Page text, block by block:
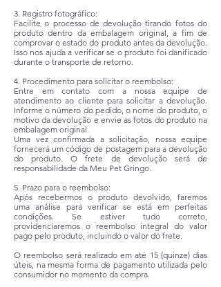
3. Registro fotográfico:
Facilite o processo de devolução tirando fotos do
produto dentro da embalagem original, a fim de
comprovar o estado do produto antes da devolução.
Isso nos ajuda a verificar se o produto foi danificado
durante o transporte de retorno.
4. Procedimento para solicitar o reembolso:
Entre em contato com a nossa equipe de
atendimento ao cliente para solicitar a devolução.
Informe o número do pedido, o nome do produto, o
motivo da devolução e envie as fotos do produto na
embalagem original.
Uma vez confirmada a solicitação, nossa equipe
fornecerá um código de postagem para a devolução
do produto. O frete de devolução será de
responsabilidade da Meu Pet Gringo.
5. Prazo para o reembolso:
Após recebermos o produto devolvido, faremos
uma análise para verificar se está em perfeitas
condições. Se estiver tudo correto,
providenciaremos o reembolso integral do valor
pago pelo produto, incluindo o valor do frete.
O reembolso será realizado em até 15 (quinze) dias
úteis, na mesma forma de pagamento utilizada pelo
consumidor no momento da compra.